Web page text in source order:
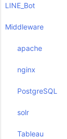
LINE_Bot
Middleware
apache
nginx
PostgreSQL
solr
Tableau